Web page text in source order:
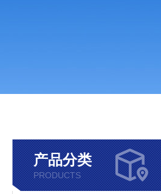
产品分类
PRODUCTS